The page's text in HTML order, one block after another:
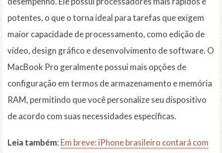
potentes, o que o torna ideal para tarefas que exigem
maior capacidade de processamento, como edição de
vídeo, design gráfico e desenvolvimento de software. O
MacBook Pro geralmente possui mais opções de
configuração em termos de armazenamento e memória
RAM, permitindo que você personalize seu dispositivo
de acordo com suas necessidades específicas.
Leia também: Em breve: iPhone brasileiro contará com